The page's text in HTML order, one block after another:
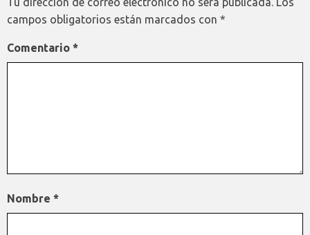
campos obligatorios están marcados con *
Comentario *
Nombre *